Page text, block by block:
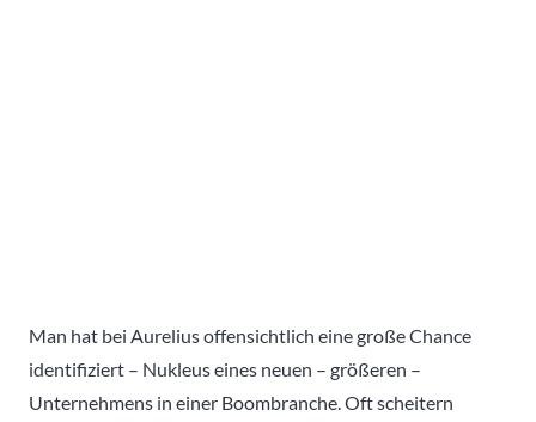
Man hat bei Aurelius offensichtlich eine große Chance
identifiziert – Nukleus eines neuen – größeren –
Unternehmens in einer Boombranche. Oft scheitern